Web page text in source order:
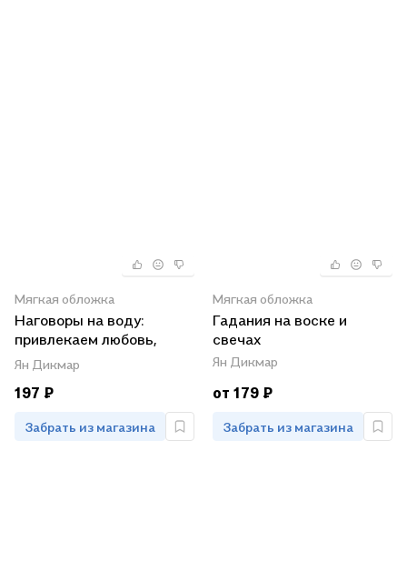
Мягкая обложка
Наговоры на воду:
привлекаем любовь,
удачу, богатство и
здоровье, избавляемся
от сглаза и порчи
Ян Дикмар
197 ₽
Забрать из магазина
Мягкая обложка
Гадания на воске и
свечах
Ян Дикмар
от 179 ₽
Забрать из магазина